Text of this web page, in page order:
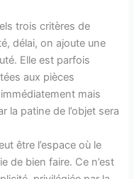
trois critères de
délai, on ajoute une
Elle est parfois
aux pièces
mais
la patine de l’objet sera
être l’espace où le
de bien faire. Ce n’est